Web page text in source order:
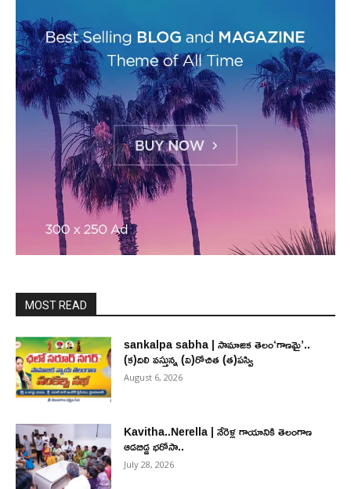
MOST READ
sankalpa sabha | సామాజిక తెలం‘గాణమై’..
(క)దిలి వస్తున్న (వి)రోచిత (త)పస్వి
August 6, 2026
Kavitha..Nerella | నేరెళ్ల గాయానికి తెలంగాణ
ఆడబిడ్డ భరోసా..
July 28, 2026